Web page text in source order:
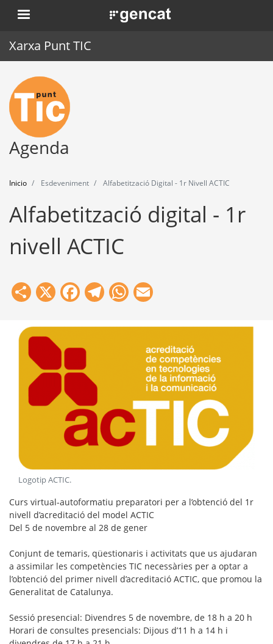
Pasar
al
. Obre en una nova finestra.
Xarxa Punt TIC
Inicio
Punt TIC
Actualidad
Herramientas
Agenda
Inicio Esdeveniment Alfabetització Digital - 1r Nivell ACTIC
Alfabetització digital - 1r
nivell ACTIC
Share
X Facebook
Telegram
WhatsApp
Logotip ACTIC.
Curs virtual-autoformatiu preparatori per a l’obtenció del 1r
nivell d’acreditació del model ACTIC
Del 5 de novembre al 28 de gener
Conjunt de temaris, qüestionaris i activitats que us ajudaran
a assimilar les competències TIC necessàries per a optar a
l’obtenció del primer nivell d’acreditació ACTIC, que promou la
Generalitat de Catalunya.
Sessió presencial: Divendres 5 de novembre, de 18 h a 20 h
Horari de consultes presencials: Dijous d’11 h a 14 h i